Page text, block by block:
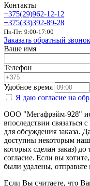
Контакты
+375(29)962-12-12
+375(33)392-89-28
Пн-Пт: 9:00-17:00
Заказать обратный звонок
Ваше имя
Телефон
Удобное время
Я даю согласие на
ООО "Мегафрэйм-928"
впоследствии связаться
для обсуждения заказа.
доступны некоторым
которых сделан заказ)
согласие. Если вы
были удалены,
Если Вы считаете, что